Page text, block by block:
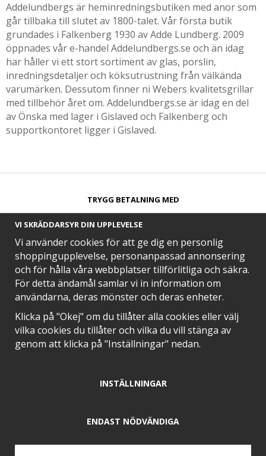
Addelundbergs är heminredningsbutiken med anor som
går tillbaka till slutet av 1800-talet. Vår första butik
grundades i Falkenberg 1930 av Adde Lundberg. 2009
öppnades vår e-handel Addelundbergs.se och än idag
har håller vi ett stort sortiment av glas, porslin,
inredningsdetaljer och köksutrustning från välkända
varumärken. Dessutom finner ni Webers kvalitetsgrillar
med tillbehör året om. Addelundbergs.se är idag en del
av Önska med lager i Gislaved och Falkenberg och
supportkontoret ligger i Gislaved.
TRYGG BETALNING MED​
SNABB LEVERANS MED
EN DEL AV
VI SKRÄDDARSYR DIN UPPLEVELSE
Vi använder cookies för att ge dig en personlig
shoppingupplevelse, personanpassad annonsering
och för hålla våra webbplatser tillförlitliga och säkra.
För detta ändamål samlar vi in information om
användarna, deras mönster och deras enheter.
Klicka på "Okej" om du tillåter alla cookies eller välj
vilka cookies du tillåter och vilka du vill stänga av
genom att klicka på "Inställningar" nedan.
INSTÄLLNINGAR
ENDAST NÖDVÄNDIGA